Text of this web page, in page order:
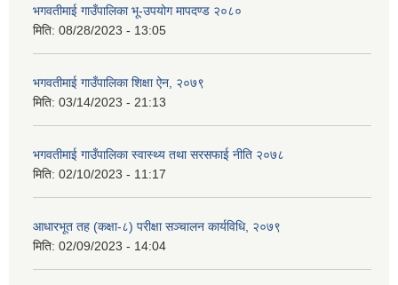
भगवतीमाई गाउँपालिका भू-उपयोग मापदण्ड २०८०
मिति: 08/28/2023 - 13:05
भगवतीमाई गाउँपालिका शिक्षा ऐन, २०७९
मिति: 03/14/2023 - 21:13
भगवतीमाई गाउँपालिका स्वास्थ्य तथा सरसफाई नीति २०७८
मिति: 02/10/2023 - 11:17
आधारभूत तह (कक्षा-८) परीक्षा सञ्चालन कार्यविधि, २०७९
मिति: 02/09/2023 - 14:04